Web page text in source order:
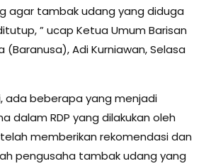
agar tambak udang yang diduga
” ucap Ketua Umum Barisan
(Baranusa), Adi Kurniawan, Selasa
ada beberapa yang menjadi
dalam RDP yang dilakukan oleh
telah memberikan rekomendasi dan
pengusaha tambak udang yang